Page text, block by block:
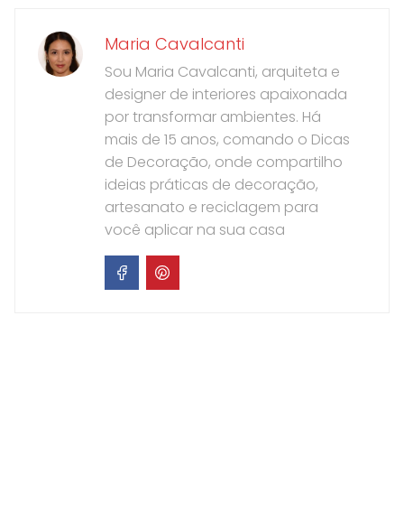
Maria Cavalcanti
Sou Maria Cavalcanti, arquiteta e
designer de interiores apaixonada
por transformar ambientes. Há
mais de 15 anos, comando o Dicas
de Decoração, onde compartilho
ideias práticas de decoração,
artesanato e reciclagem para
você aplicar na sua casa